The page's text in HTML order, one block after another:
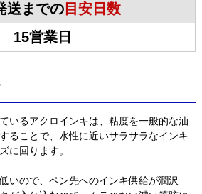
送までの 目安日数
15営業日
いるアクロインキは、粘度を一般的な油
ることで、水性に近いサラサラなインキ
に回ります。
いので、ペン先へのインキ供給が潤沢